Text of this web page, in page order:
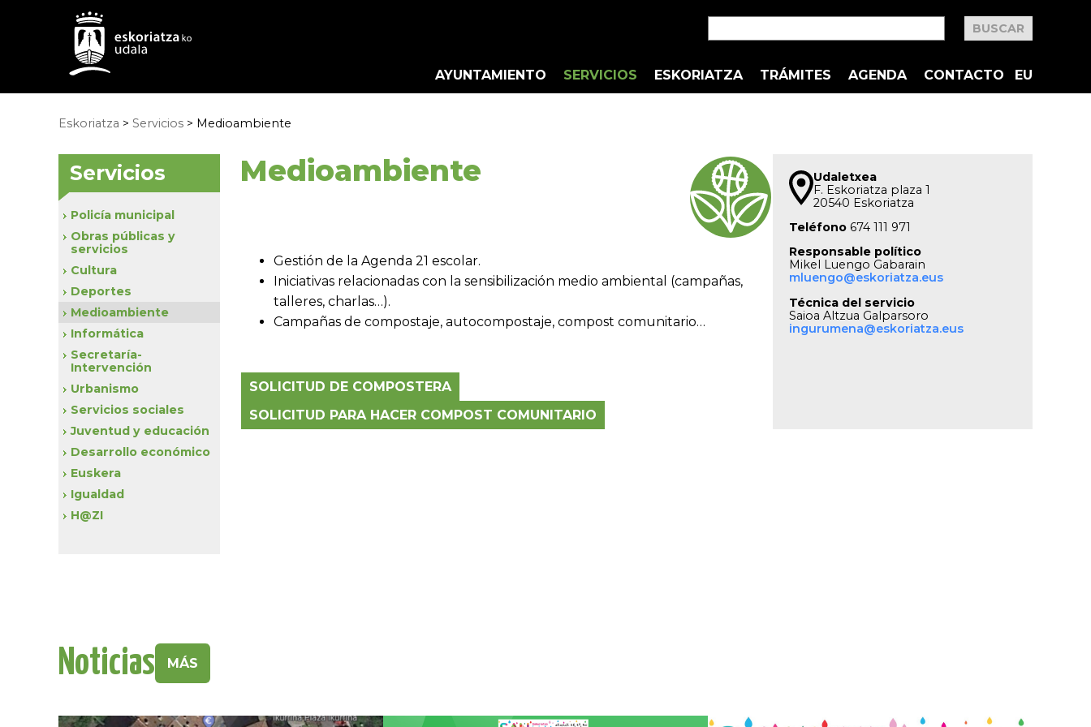
AYUNTAMIENTO SERVICIOS ESKORIATZA TRÁMITES AGENDA CONTACTO EU
Eskoriatza > Servicios > Medioambiente
Medioambiente
Gestión de la Agenda 21 escolar.
Iniciativas relacionadas con la sensibilización medio ambiental (campañas,
talleres, charlas…).
Campañas de compostaje, autocompostaje, compost comunitario…
SOLICITUD DE COMPOSTERA
SOLICITUD PARA HACER COMPOST COMUNITARIO
Udaletxea
F. Eskoriatza plaza 1
20540 Eskoriatza
Teléfono674 111 971
Responsable político
Mikel Luengo Gabarain
mluengo@eskoriatza.eus
Técnica del servicio
Saioa Altzua Galparsoro
ingurumena@eskoriatza.eus
Servicios
Policía municipal
Obras públicas y
servicios
Cultura
Deportes
Medioambiente
Informática
Secretaría-
Intervención
Urbanismo
Servicios sociales
Juventud y educación
Desarrollo económico
Euskera
Igualdad
H@ZI
Noticias MÁS